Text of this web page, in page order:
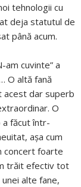
tehnologii cu
deja statutul de
până acum.
am cuvinte” a
O altă fană
acest dar superb
O
a făcut într-
aşa cum
concert foarte
trăit efectiv tot
alte fane,